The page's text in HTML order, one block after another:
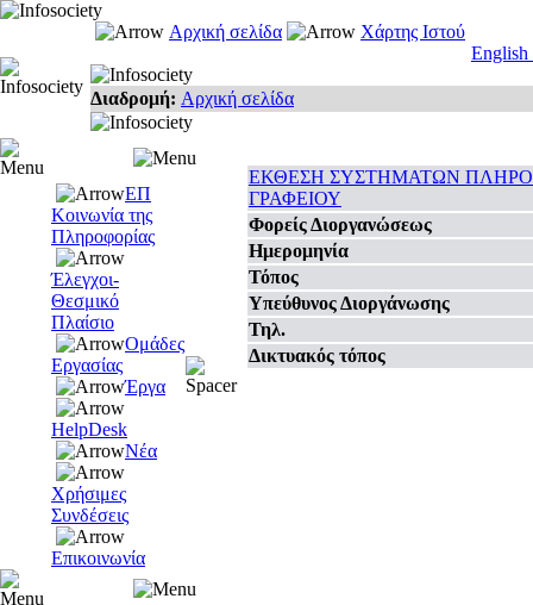
Αρχική σελίδα
Χάρτης Ιστού
English
Διαδρομή: Αρχική σελίδα
ΕΠ
Κοινωνία της
Πληροφορίας
Έλεγχοι-
Θεσμικό
Πλαίσιο
Ομάδες
Εργασίας
Έργα
HelpDesk
Νέα
Χρήσιμες
Συνδέσεις
Επικοινωνία
ΕΚΘΕΣΗ ΣΥΣΤΗΜΑΤΩΝ
ΓΡΑΦΕΙΟΥ
Φορείς Διοργανώσεως
Ημερομηνία
Τόπος
Υπεύθυνος Διοργάνωσης
Τηλ.
Δικτυακός τόπος